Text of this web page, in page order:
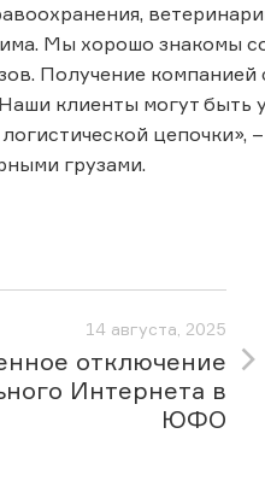
Мы хорошо знакомы
Получение компанией
клиенты могут быть
цепочки»,
грузами.
14 августа, 2025
отключение
Интернета в
ЮФО